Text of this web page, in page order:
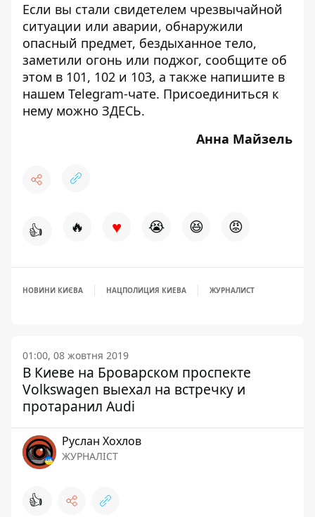
Если вы стали свидетелем чрезвычайной
ситуации или аварии, обнаружили
опасный предмет, бездыханное тело,
заметили огонь или поджог, сообщите об
этом в 101, 102 и 103, а также напишите в
нашем Telegram-чате. Присоединиться к
нему можно ЗДЕСЬ.
Анна Майзель
👍 🔥 ♥ 😭 😆 😡
НОВИНИ КИЄВА НАЦПОЛИЦИЯ КИЕВА ЖУРНАЛИСТ
01:00, 08 жовтня 2019
В Киеве на Броварском проспекте
Volkswagen выехал на встречку и
протаранил Audi
Руслан Хохлов
ЖУРНАЛІСТ
👍